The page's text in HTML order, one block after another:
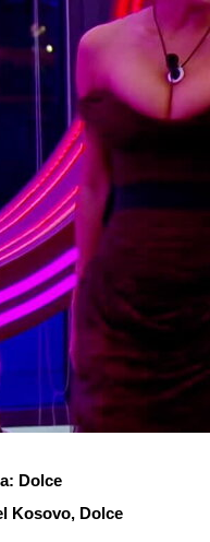
Dolce
Kosovo, Dolce